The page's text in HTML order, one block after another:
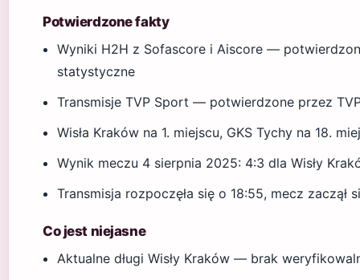
Potwierdzone fakty
Wyniki H2H z Sofascore i Aiscore —
statystyczne
Transmisje TVP Sport — potwierdzone przez
Wisła Kraków na 1. miejscu, GKS Tychy na 18.
Wynik meczu 4 sierpnia 2025: 4:3 dla Wisły
Transmisja rozpoczęła się o 18:55, mecz zaczął
Co jest niejasne
Aktualne długi Wisły Kraków — brak